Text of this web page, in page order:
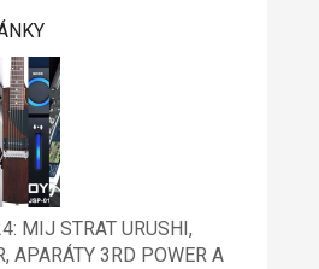
MIJ STRAT URUSHI,
APARÁTY 3RD POWER A